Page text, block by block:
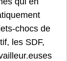
chocs de
les SDF,